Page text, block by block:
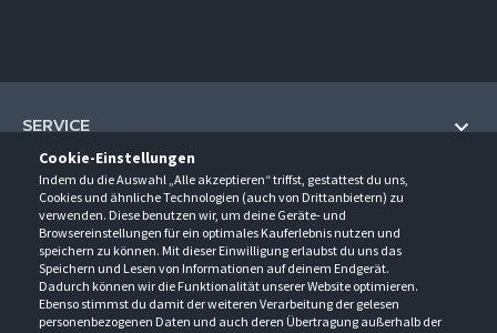
Cookie-Einstellungen
Indem du die Auswahl „Alle akzeptieren“ triffst, gestattest du uns,
Cookies und ähnliche Technologien (auch von Drittanbietern) zu
verwenden. Diese benutzen wir, um deine Geräte- und
Browsereinstellungen für ein optimales Kauferlebnis nutzen und
speichern zu können. Mit dieser Einwilligung erlaubst du uns das
Speichern und Lesen von Informationen auf deinem Endgerät.
Dadurch können wir die Funktionalität unserer Website optimieren.
Ebenso stimmst du damit der weiteren Verarbeitung der gelesen
personenbezogenen Daten und auch deren Übertragung außerhalb der
SERVICE
Hilfe und Information
Fragen und Antworten (FAQ)
Kontakt
Newsletter
Events
UNTERNEHMEN
Über uns
Anfahrt
Ansprechpartner
Außendienstbesuch
KONTAKT
Gröner-Schulze GmbH
Sarirstraße 5
12529 Schönefeld
ÖFFNUNGSZEITEN